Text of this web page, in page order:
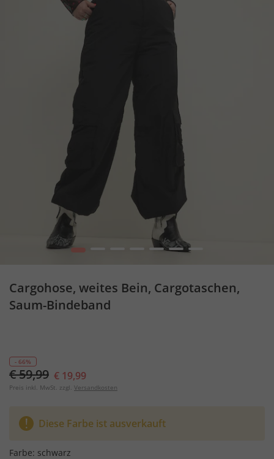
5 6
Cargohose, weites Bein, Cargotaschen,
Saum-Bindeband
- 66%
€ 59,99 € 19,99
Preis inkl. MwSt. zzgl. Versandkosten
Diese Farbe ist ausverkauft
Farbe: schwarz